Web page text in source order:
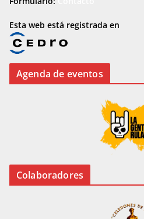
Esta web está registrada en
Agenda de eventos
Colaboradores